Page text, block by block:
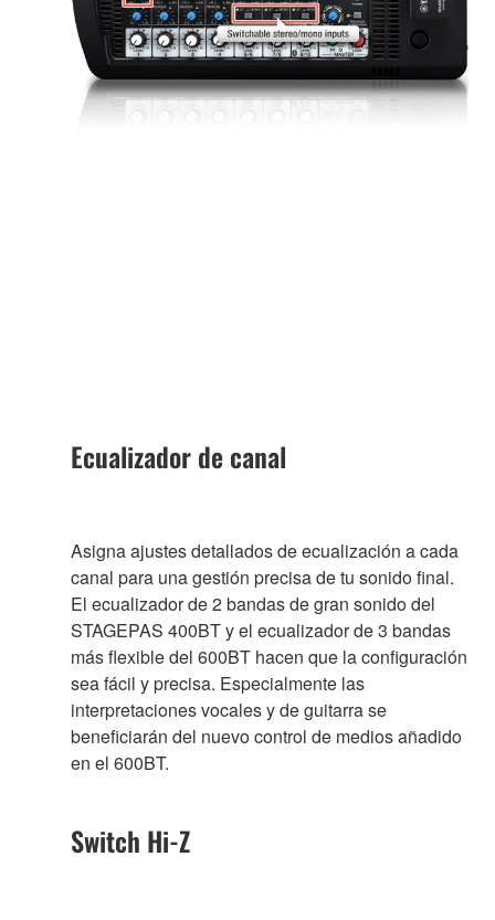
Ecualizador de canal
Asigna ajustes detallados de ecualización a cada
canal para una gestión precisa de tu sonido final.
El ecualizador de 2 bandas de gran sonido del
STAGEPAS 400BT y el ecualizador de 3 bandas
más flexible del 600BT hacen que la configuración
sea fácil y precisa. Especialmente las
interpretaciones vocales y de guitarra se
beneficiarán del nuevo control de medios añadido
en el 600BT.
Switch Hi-Z